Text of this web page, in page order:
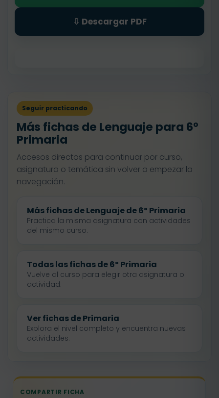
⇩ Descargar PDF
Seguir practicando
Más fichas de Lenguaje para 6º
Primaria
Accesos directos para continuar por curso,
asignatura o temática sin volver a empezar la
navegación.
Más fichas de Lenguaje de 6º Primaria
Practica la misma asignatura con actividades
del mismo curso.
Todas las fichas de 6º Primaria
Vuelve al curso para elegir otra asignatura o
actividad.
Ver fichas de Primaria
Explora el nivel completo y encuentra nuevas
actividades.
COMPARTIR FICHA